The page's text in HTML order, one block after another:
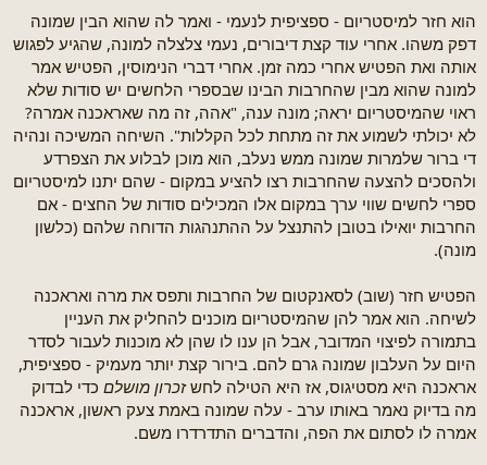
הוא חזר למיסטריום - ספציפית לנעמי - ואמר לה שהוא הבין שמונה
דפק משהו. אחרי עוד קצת דיבורים, נעמי צלצלה למונה, שהגיע לפגוש
אותה ואת הפטיש אחרי כמה זמן. אחרי דברי הנימוסין, הפטיש אמר
למונה שהוא מבין שהחרבות הבינו שבספרי הלחשים יש סודות שלא
ראוי שהמיסטריום יראה; מונה ענה, "אהה, זה מה שאראכנה אמרה?
לא יכולתי לשמוע את זה מתחת לכל הקללות". השיחה המשיכה ונהיה
די ברור שלמרות שמונה ממש נעלב, הוא מוכן לבלוע את הצפרדע
ולהסכים להצעה שהחרבות רצו להציע במקום - שהם יתנו למיסטריום
ספרי לחשים שווי ערך במקום אלו המכילים סודות של החצים - אם
החרבות יואילו בטובן להתנצל על ההתנהגות הדוחה שלהם (כלשון
מונה).
הפטיש חזר (שוב) לסאנקטום של החרבות ותפס את מרה ואראכנה
לשיחה. הוא אמר להן שהמיסטריום מוכנים להחליק את העניין
בתמורה לפיצוי המדובר, אבל הן ענו לו שהן לא מוכנות לעבור לסדר
היום על העלבון שמונה גרם להם. בירור קצת יותר מעמיק - ספציפית,
אראכנה היא מסטיגוס, אז היא הטילה לחשזכרון מושלם כדי לבדוק
מה בדיוק נאמר באותו ערב - עלה שמונה באמת צעק ראשון, אראכנה
אמרה לו לסתום את הפה, והדברים התדרדרו משם.